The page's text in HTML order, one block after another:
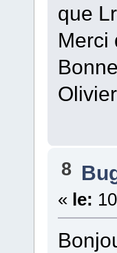
que
Merci
Olivier
8
« le: